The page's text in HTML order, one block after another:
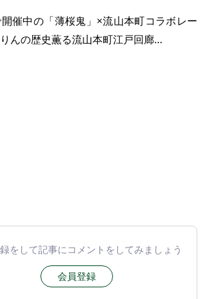
催中の「薄桜鬼」×流山本町コラボレー
んの歴史薫る流山本町江戸回廊...
をして記事にコメントをしてみましょう
会員登録